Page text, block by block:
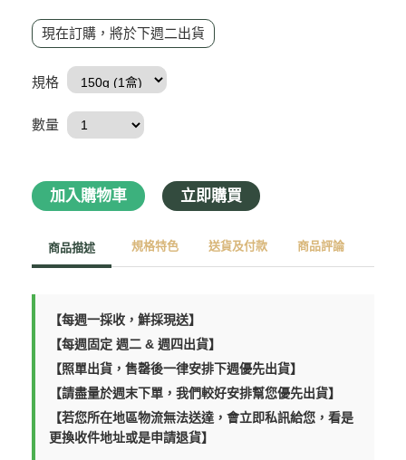
現在訂購，將於下週二出貨
規格
數量
加入購物車 立即購買
商品描述 規格特色 送貨及付款 商品評論
【每週一採收，鮮採現送】
【每週固定 週二 & 週四出貨】
【照單出貨，售罄後一律安排下週優先出貨】
【請盡量於週末下單，我們較好安排幫您優先出貨】
【若您所在地區物流無法送達，會立即私訊給您，看是
更換收件地址或是申請退貨】